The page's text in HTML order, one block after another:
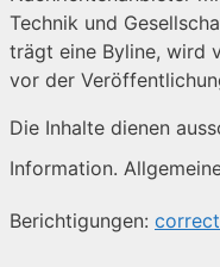
Technik und
trägt eine Byline, wird
vor der
Die Inhalte dienen
Information.
Berichtigungen: